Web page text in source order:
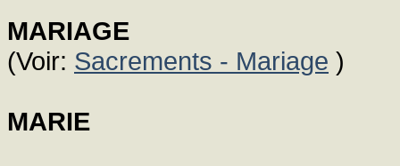
MARIAGE
(Voir: Sacrements - Mariage )
MARIE